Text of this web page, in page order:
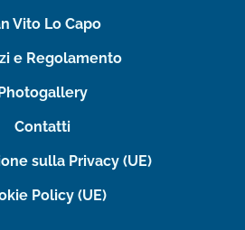
Vito Lo Capo
e Regolamento
Photogallery
Contatti
sulla Privacy (UE)
Policy (UE)